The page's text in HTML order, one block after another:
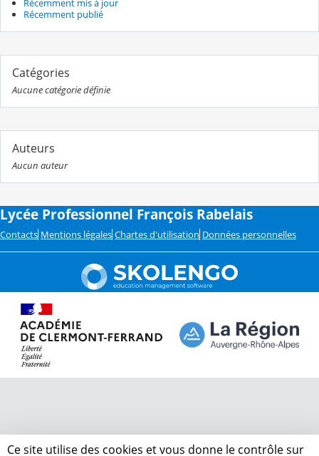
Récemment mis à jour
Récemment publié
Catégories
Aucune catégorie définie
Auteurs
Aucun auteur
Lycée Professionnel François Rabelais
Contacts Mentions légales Chartes d'utilisation Données personnelles
Ce site utilise des cookies et vous donne le contrôle sur